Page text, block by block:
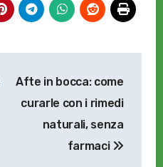
Afte in bocca: come
curarle con i rimedi
naturali, senza
farmaci